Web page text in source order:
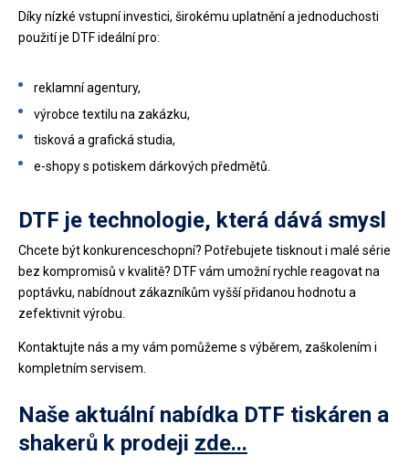
Díky nízké vstupní investici, širokému uplatnění a jednoduchosti
použití je DTF ideální pro:
reklamní agentury,
výrobce textilu na zakázku,
tisková a grafická studia,
e-shopy s potiskem dárkových předmětů.
DTF je technologie, která dává smysl
Chcete být konkurenceschopní? Potřebujete tisknout i malé série
bez kompromisů v kvalitě? DTF vám umožní rychle reagovat na
poptávku, nabídnout zákazníkům vyšší přidanou hodnotu a
zefektivnit výrobu.
Kontaktujte nás a my vám pomůžeme s výběrem, zaškolením i
kompletním servisem.
Naše aktuální nabídka DTF tiskáren a
shakerů k prodeji zde...